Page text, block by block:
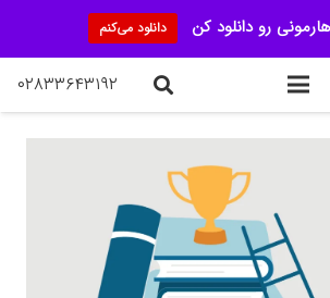
۰۲۸۳۳۶۴۳۱۹۲
رو دانلود کن دانلود می‌کنم